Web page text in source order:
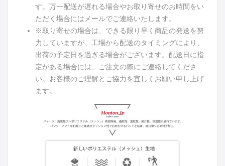
す。万一配送が遅れる場合やお取り寄せのお時間をい
ただく場合にはメールでご連絡いたします。
※取り寄せの場合は、できる限り早く商品の発送を努
力していますが、工場から配送のタイミングにより、
出荷の予定日を過ぎる場合がございます。配送日に指
定がある場合には、ご注文の際にご連絡してくださ
い。お客様のご理解とご協力を宜しくお願い申し上げ
ます。